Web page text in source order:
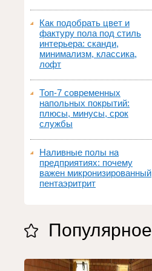
Как подобрать цвет и
фактуру пола под стиль
интерьера: сканди,
минимализм, классика,
лофт
Топ‑7 современных
напольных покрытий:
плюсы, минусы, срок
службы
Наливные полы на
предприятиях: почему
важен микронизированный
пентаэритрит
Популярное